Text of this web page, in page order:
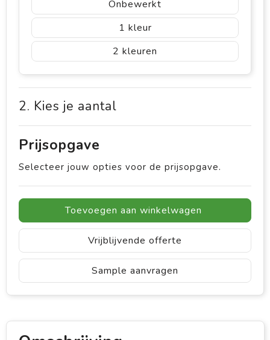
Onbewerkt
1
2
2. Kies je aantal
Prijsopgave
Selecteer jouw opties voor de prijsopgave.
Toevoegen aan winkelwagen
Vrijblijvende offerte
Sample aanvragen